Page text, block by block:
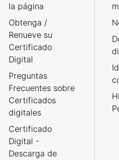
la página
Obtenga /
Renueve su
Certificado
Digital
Preguntas
Frecuentes sobre
Certificados
digitales
Certificado
Digital -
Descarga de